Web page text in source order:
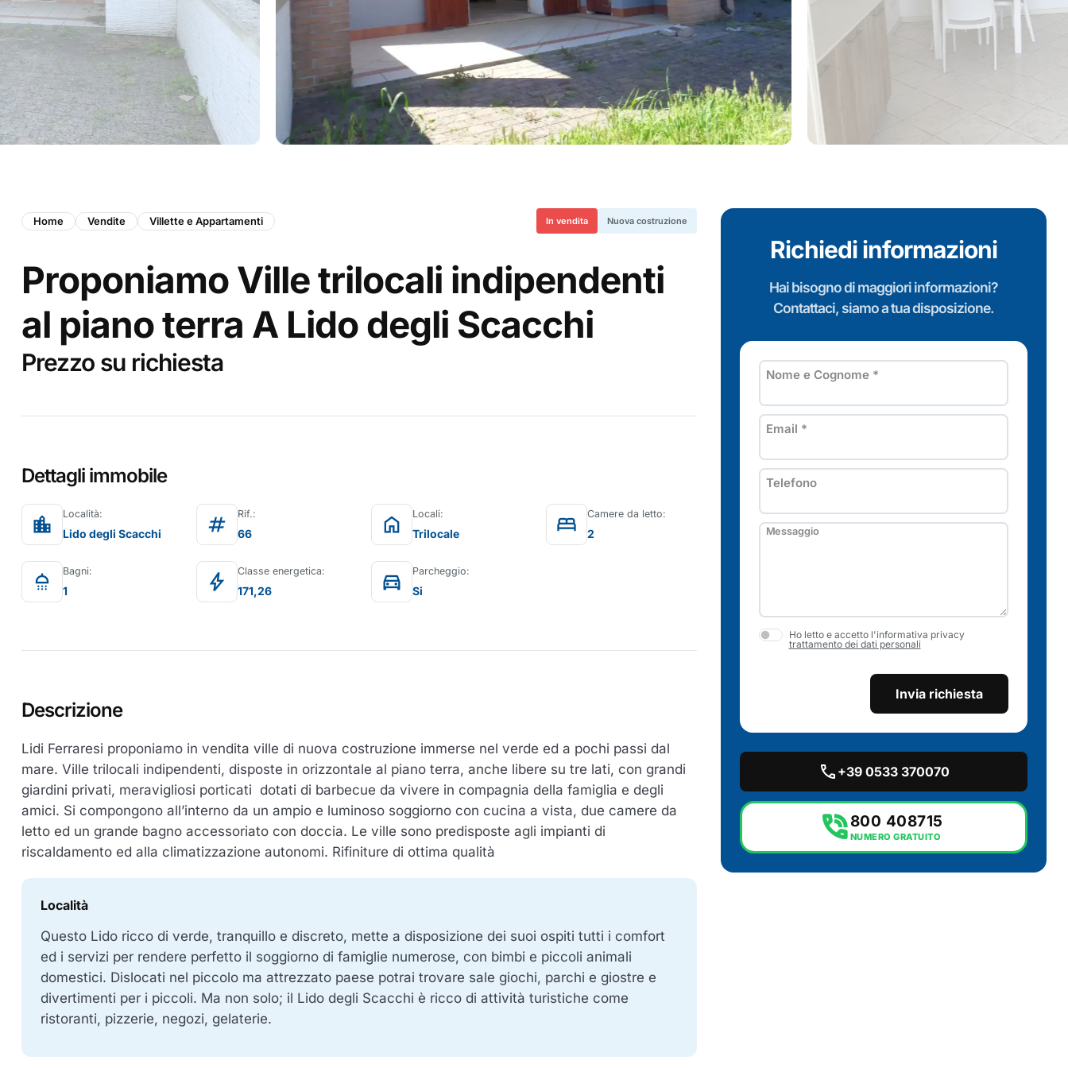
Home Vendite Villette e Appartamenti In vendita Nuova costruzione
Proponiamo Ville trilocali indipendenti
al piano terra A Lido degli Scacchi
Prezzo su richiesta
Dettagli immobile
location_city Località:
Lido degli Scacchi tag Rif.:
66 home Locali:
Trilocale bed Camere da letto:
2
shower Bagni:
1 bolt Classe energetica:
171,26 directions_car Parcheggio:
Si
Descrizione
Lidi Ferraresi proponiamo in vendita ville di nuova costruzione immerse nel verde ed a pochi passi dal
mare. Ville trilocali indipendenti, disposte in orizzontale al piano terra, anche libere su tre lati, con grandi
giardini privati, meravigliosi porticati dotati di barbecue da vivere in compagnia della famiglia e degli
amici. Si compongono all’interno da un ampio e luminoso soggiorno con cucina a vista, due camere da
letto ed un grande bagno accessoriato con doccia. Le ville sono predisposte agli impianti di
riscaldamento ed alla climatizzazione autonomi. Rifiniture di ottima qualità
Località
Questo Lido ricco di verde, tranquillo e discreto, mette a disposizione dei suoi ospiti tutti i comfort
ed i servizi per rendere perfetto il soggiorno di famiglie numerose, con bimbi e piccoli animali
domestici. Dislocati nel piccolo ma attrezzato paese potrai trovare sale giochi, parchi e giostre e
divertimenti per i piccoli. Ma non solo; il Lido degli Scacchi è ricco di attività turistiche come
ristoranti, pizzerie, negozi, gelaterie.
Richiedi informazioni
Hai bisogno di maggiori informazioni?
Contattaci, siamo a tua disposizione.
Nome e Cognome *
Email *
Telefono
Messaggio
Ho letto e accetto l'informativa privacy
trattamento dei dati personali
Invia richiesta
call +39 0533 370070
phone_in_talk800 408715
NUMERO GRATUITO